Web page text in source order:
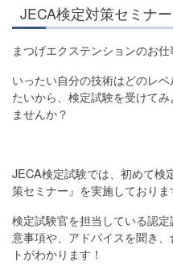
JECA検定対策セミナー
まつげエクステンションのお仕
いったい自分の技術はどのレ
たいから、検定試験を受けて
ませんか？
JECA検定試験では、初めて検
策セミナー』を実施しておりま
検定試験官を担当している認
意事項や、アドバイスを聞き
トがわかります！